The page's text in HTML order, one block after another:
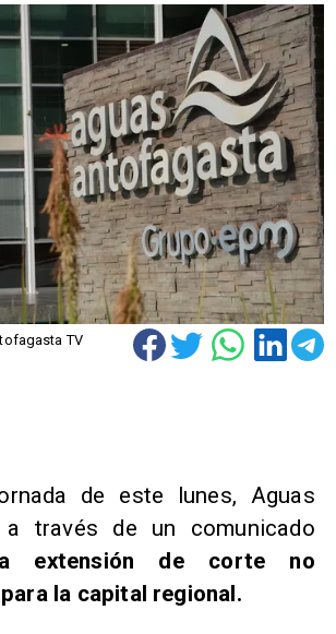
TV
de este lunes, Aguas
a través de un comunicado
extensión de corte no
la capital regional.